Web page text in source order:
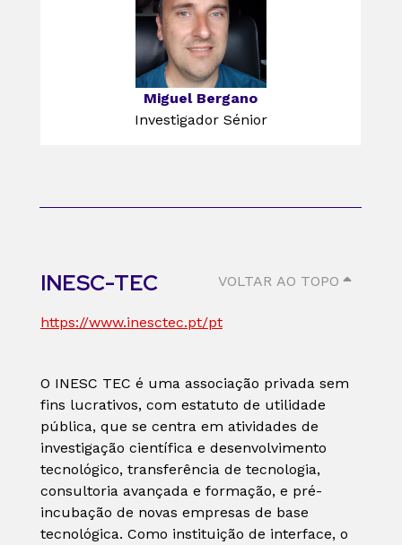
Miguel Bergano
Investigador Sénior
INESC-TEC VOLTAR AO TOPO
https://www.inesctec.pt/pt
O INESC TEC é uma associação privada sem
fins lucrativos, com estatuto de utilidade
pública, que se centra em atividades de
investigação científica e desenvolvimento
tecnológico, transferência de tecnologia,
consultoria avançada e formação, e pré-
incubação de novas empresas de base
tecnológica. Como instituição de interface, o